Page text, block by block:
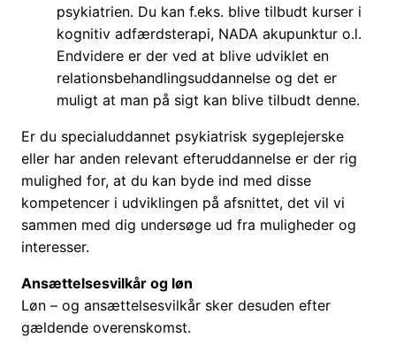
psykiatrien. Du kan f.eks. blive tilbudt kurser i
kognitiv adfærdsterapi, NADA akupunktur o.l.
Endvidere er der ved at blive udviklet en
relationsbehandlingsuddannelse og det er
muligt at man på sigt kan blive tilbudt denne.
Er du specialuddannet psykiatrisk sygeplejerske
eller har anden relevant efteruddannelse er der rig
mulighed for, at du kan byde ind med disse
kompetencer i udviklingen på afsnittet, det vil vi
sammen med dig undersøge ud fra muligheder og
interesser.
Ansættelsesvilkår og løn
Løn – og ansættelsesvilkår sker desuden efter
gældende overenskomst.